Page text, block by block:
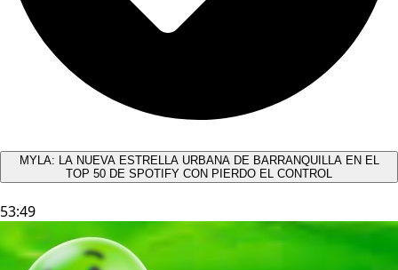
MYLA: LA NUEVA ESTRELLA URBANA DE BARRANQUILLA EN EL
TOP 50 DE SPOTIFY CON PIERDO EL CONTROL
53:49